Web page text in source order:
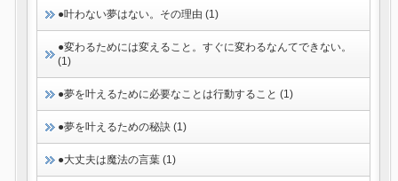
●叶わない夢はない。その理由 (1)
●変わるためには変えること。すぐに変わるなんてできない。
(1)
●夢を叶えるために必要なことは行動すること (1)
●夢を叶えるための秘訣 (1)
●大丈夫は魔法の言葉 (1)